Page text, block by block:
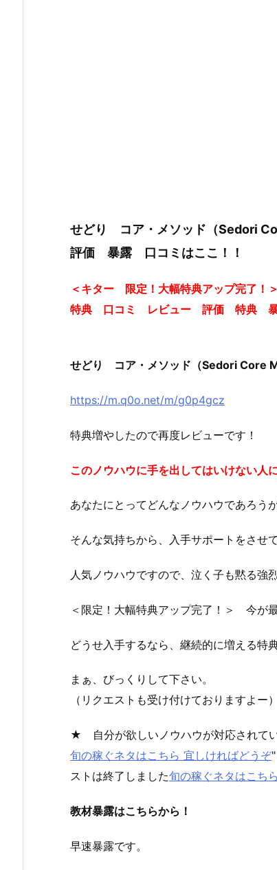
せどり コア・メソッド（Sedori
評価 暴露 口コミはここ！！
＜キター 限定！大幅特典アップ完了
特典 口コミ レビュー 評価 特典 暴
せどり コア・メソッド（Sedori Core
https://m.q0o.net/m/g0p4gcz
特典増やしたので再度レビューです！
このノウハウに手を出してはいけない人
あなたにとってどんなノウハウであろう
そんな気持ちから、入手サポートをさせ
人気ノウハウですので、泣く子も黙る強
＜限定！大幅特典アップ完了！＞ 今が
どうせ入手するなら、継続的に増える特
まぁ、びっくりして下さい。
（リクエストも受け付けておりますよー）
★ 自分が欲しいノウハウが対応されて
旬の稼ぐネタはこちら 宜しければどうぞ
ストは終了しました旬の稼ぐネタはこち
教材暴露はこちらから！
早速暴露です。